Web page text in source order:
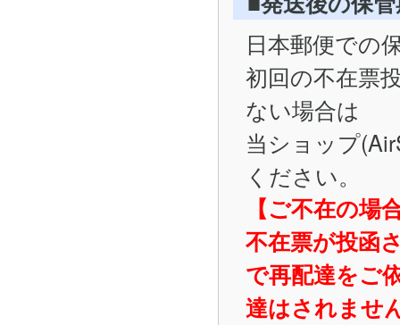
日本郵便での
初回の不在票
ない場合は
当ショップ
ください。
【ご不在の場
不在票が投函
で再配達をご
達はされませ